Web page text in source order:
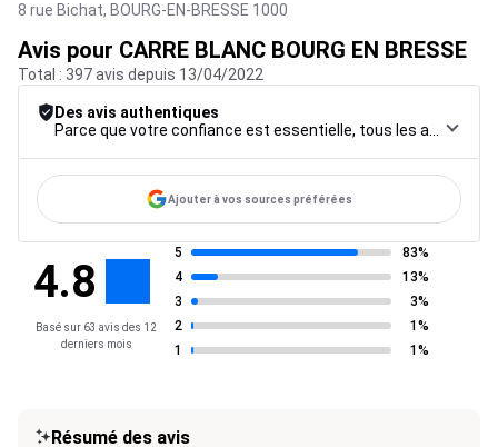
8 rue Bichat, BOURG-EN-BRESSE 1000
Avis pour CARRE BLANC BOURG EN BRESSE
Total : 397 avis depuis 13/04/2022
Des avis authentiques
Ajouter à vos sources préférées
4.8
Basé sur 63 avis des 12
derniers mois
5
83%
4
13%
3
3%
2
1%
1
1%
Résumé des avis